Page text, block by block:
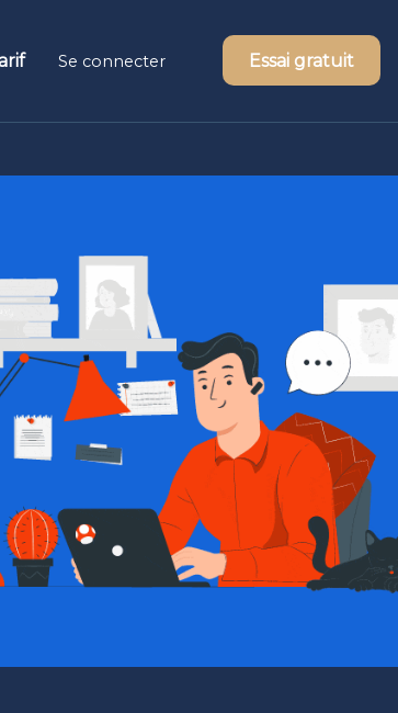
du droit
Se connecter Essai gratuit